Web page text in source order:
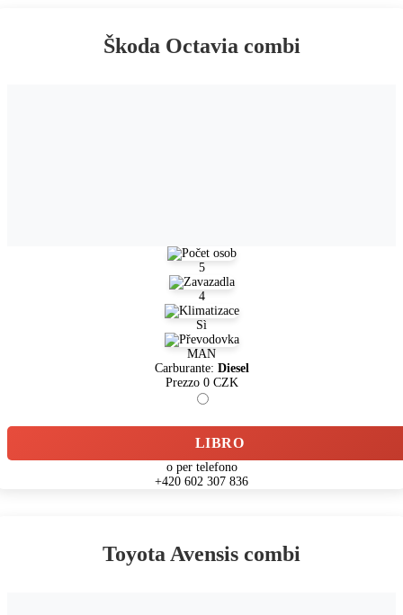
Škoda Octavia combi
5
4
Sì
MAN
Carburante: Diesel
Prezzo 0CZK
LIBRO
o per telefono
+420 602 307 836
Toyota Avensis combi